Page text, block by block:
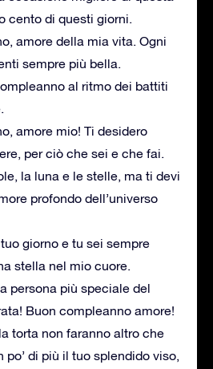
cento di questi giorni.
amore della mia vita. Ogni
sempre più bella.
al ritmo dei battiti
amore mio! Ti desidero
per ciò che sei e che fai.
la luna e le stelle, ma ti devi
profondo dell’universo
giorno e tu sei sempre
stella nel mio cuore.
persona più speciale del
Buon compleanno amore!
torta non faranno altro che
po’ di più il tuo splendido viso,